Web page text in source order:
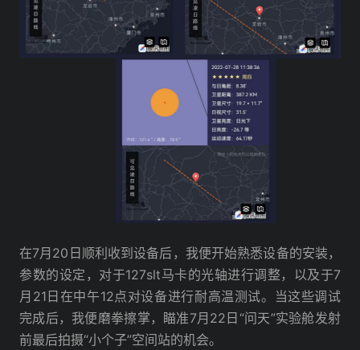
在7月20日顺利收到设备后，我便开始熟悉设备的安装，
参数的设定，对于127slt马卡的光轴进行调整，以及于7
月21日在中午12点对设备进行耐高温测试。当这些调试
完成后，我便磨拳擦掌，瞄准7月22日“问天”实验舱发射
前最后拍摄“小个子”空间站的机会。